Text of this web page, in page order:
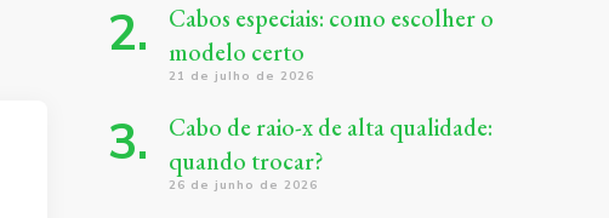
Cabos especiais: como escolher o
modelo certo
21 de julho de 2026
Cabo de raio-x de alta qualidade:
quando trocar?
26 de junho de 2026